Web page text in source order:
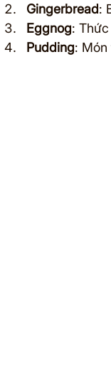
Gingerbread:
Eggnog:
Pudding: